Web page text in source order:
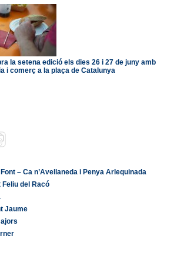
la setena edició els dies 26 i 27 de juny amb
i comerç a la plaça de Catalunya
– Ca n’Avellaneda i Penya Arlequinada
Feliu del Racó
Jaume